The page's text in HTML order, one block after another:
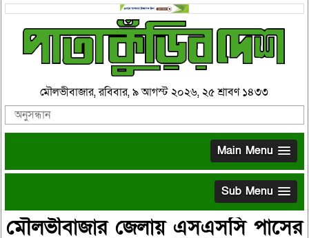
মৌলভীবাজার, রবিবার, ৯ আগস্ট ২০২৬, ২৫ শ্রাবণ ১৪৩৩
Main Menu
Sub Menu
মৌলভীবাজার জেলায় এসএসসি পাসের